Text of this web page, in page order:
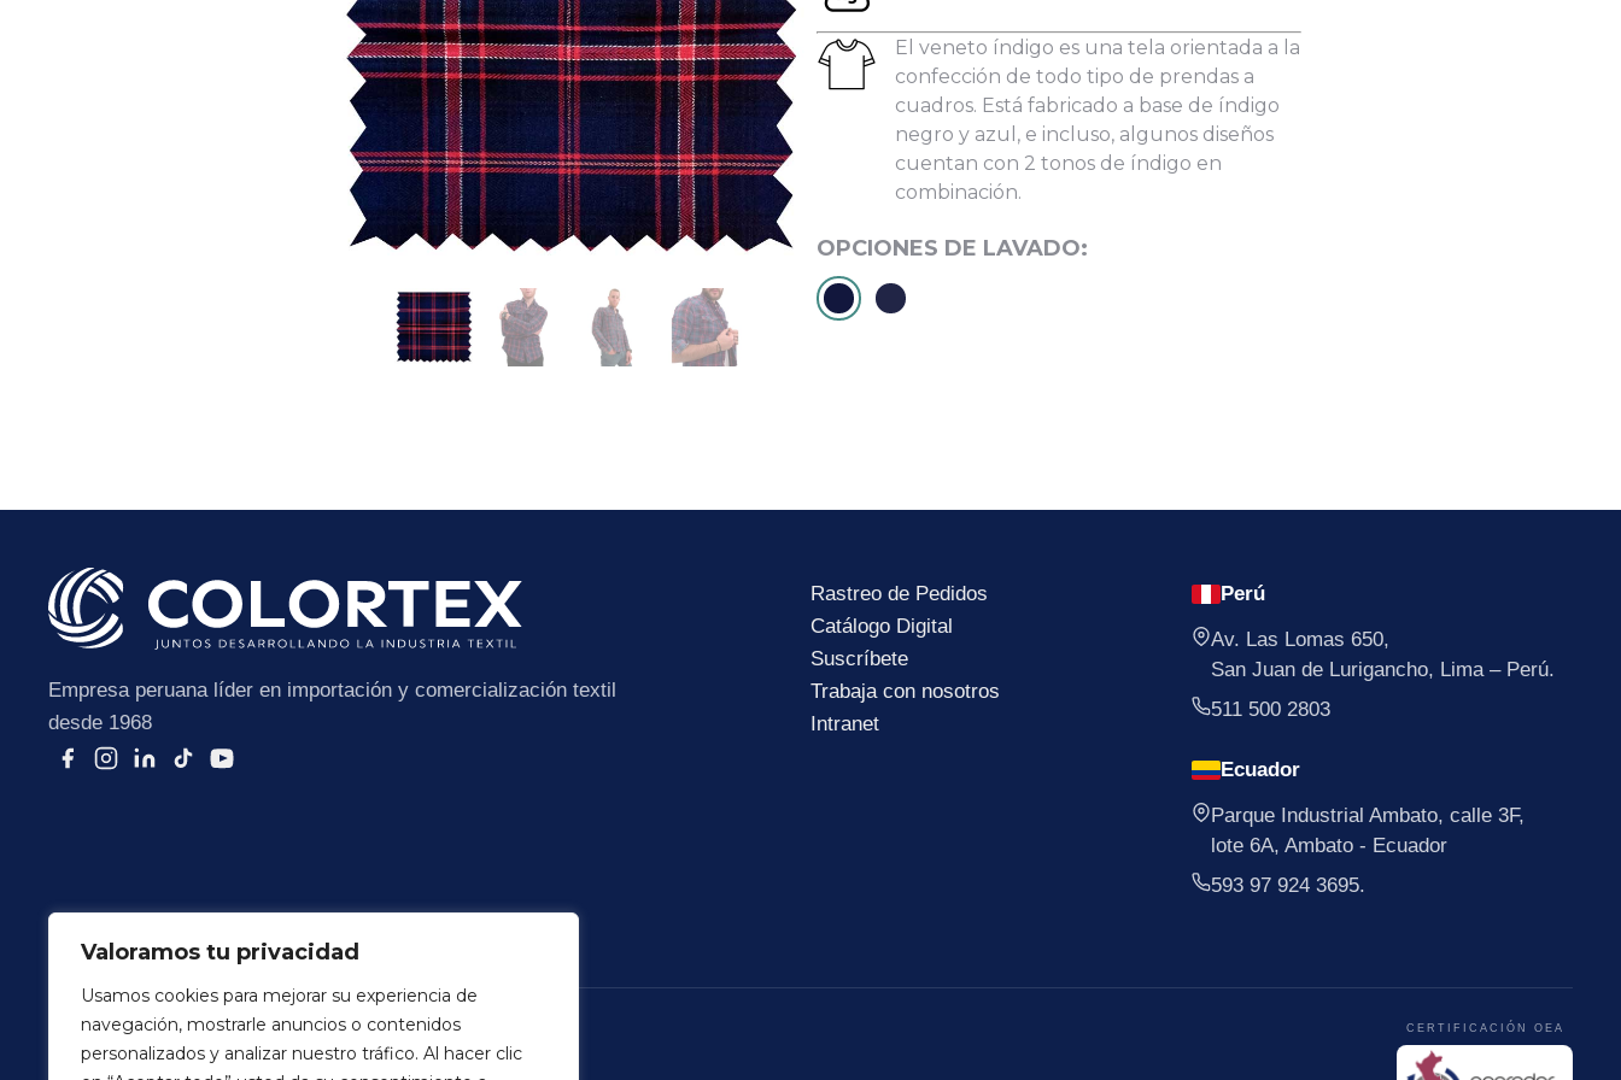
Valoramos tu privacidad
Usamos cookies para mejorar su experiencia de
navegación, mostrarle anuncios o contenidos
personalizados y analizar nuestro tráfico. Al hacer clic
El veneto índigo es una tela orientada a la
confección de todo tipo de prendas a
cuadros. Está fabricado a base de índigo
negro y azul, e incluso, algunos diseños
cuentan con 2 tonos de índigo en
combinación.
Empresa peruana líder en importación y comercialización textil
desde 1968
Rastreo de Pedidos
Catálogo Digital
Suscríbete
Trabaja con nosotros
Intranet
Perú
Av. Las Lomas 650,
San Juan de Lurigancho, Lima – Perú.
511 500 2803
Ecuador
Parque Industrial Ambato, calle 3F,
lote 6A, Ambato - Ecuador
593 97 924 3695.
CERTIFICACIÓN OEA
Terminos y CondicionesPolitica de Privacidad
Datos personales:
He leído y acepto la Política de Privacidad